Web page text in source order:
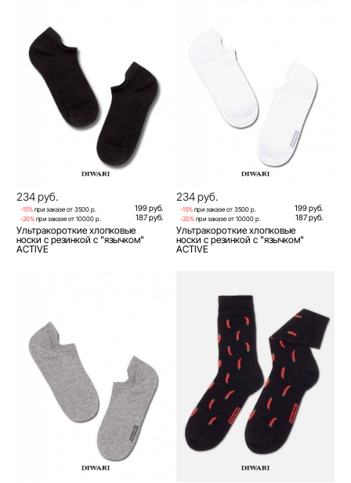
234 руб.
-15% при заказе от 3500 р. 199 руб.
-20% при заказе от 10000 р. 187 руб.
Ультракороткие хлопковые
носки с резинкой с "язычком"
ACTIVE
234 руб.
-15% при заказе от 3500 р. 199 руб.
-20% при заказе от 10000 р. 187 руб.
Ультракороткие хлопковые
носки с резинкой с "язычком"
ACTIVE